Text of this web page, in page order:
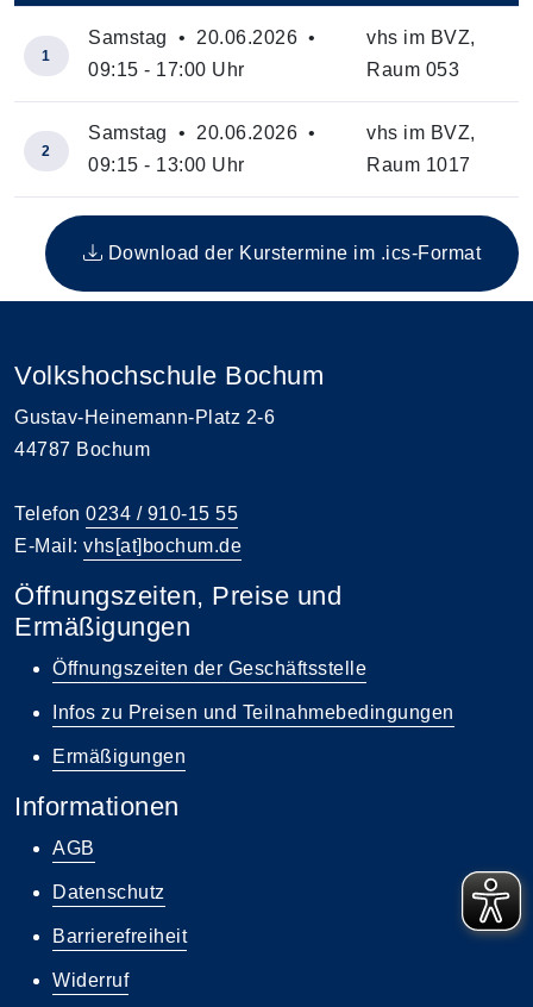
Insgesamt gibt es 2 Termine zum diesen Kurs
1
Samstag • 20.06.2026 •
09:15 - 17:00 Uhr
vhs im BVZ,
Raum 053
2
Samstag • 20.06.2026 •
09:15 - 13:00 Uhr
vhs im BVZ,
Raum 1017
Download der Kurstermine im .ics-Format
Volkshochschule Bochum
Gustav-Heinemann-Platz 2-6
44787 Bochum
Telefon 0234 / 910-15 55
E-Mail: vhs[at]bochum.de
Öffnungszeiten, Preise und
Ermäßigungen
Öffnungszeiten der Geschäftsstelle
Infos zu Preisen und Teilnahmebedingungen
Ermäßigungen
Informationen
AGB
Datenschutz
Barrierefreiheit
Widerruf